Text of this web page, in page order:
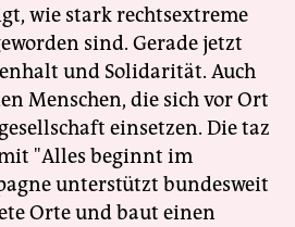
wie stark rechtsextreme
sind. Gerade jetzt
und Solidarität. Auch
Menschen, die sich vor Ort
einsetzen. Die taz
"Alles beginnt im
unterstützt bundesweit
Orte und baut einen